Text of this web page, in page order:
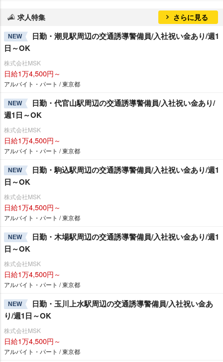
求人特集 さらに見る
NEW
日勤・潮見駅周辺の交通誘導警備員/入社祝い金あり/週1
日～OK
株式会社MSK
日給1万4,500円～
アルバイト・パート / 東京都
NEW
日勤・代官山駅周辺の交通誘導警備員/入社祝い金あり/
週1日～OK
株式会社MSK
日給1万4,500円～
アルバイト・パート / 東京都
NEW
日勤・駒込駅周辺の交通誘導警備員/入社祝い金あり/週1
日～OK
株式会社MSK
日給1万4,500円～
アルバイト・パート / 東京都
NEW
日勤・木場駅周辺の交通誘導警備員/入社祝い金あり/週1
日～OK
株式会社MSK
日給1万4,500円～
アルバイト・パート / 東京都
NEW
日勤・玉川上水駅周辺の交通誘導警備員/入社祝い金あ
り/週1日～OK
株式会社MSK
日給1万4,500円～
アルバイト・パート / 東京都